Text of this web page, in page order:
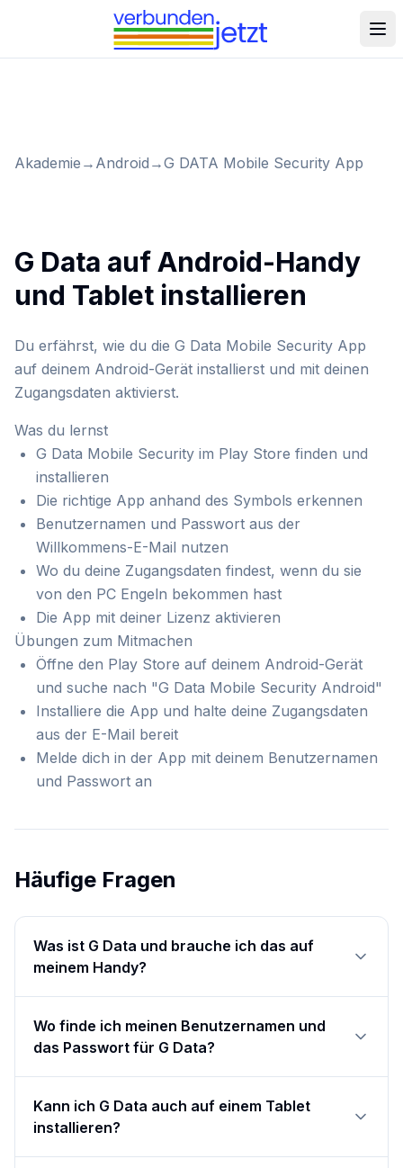
Akademie → Android →G DATA Mobile Security App
G Data auf Android-Handy
und Tablet installieren
Du erfährst, wie du die G Data Mobile Security App
auf deinem Android-Gerät installierst und mit deinen
Zugangsdaten aktivierst.
Was du lernst
G Data Mobile Security im Play Store finden und
installieren
Die richtige App anhand des Symbols erkennen
Benutzernamen und Passwort aus der
Willkommens-E-Mail nutzen
Wo du deine Zugangsdaten findest, wenn du sie
von den PC Engeln bekommen hast
Die App mit deiner Lizenz aktivieren
Übungen zum Mitmachen
Öffne den Play Store auf deinem Android-Gerät
und suche nach "G Data Mobile Security Android"
Installiere die App und halte deine Zugangsdaten
aus der E-Mail bereit
Melde dich in der App mit deinem Benutzernamen
und Passwort an
Häufige Fragen
Was ist G Data und brauche ich das auf
meinem Handy?
Wo finde ich meinen Benutzernamen und
das Passwort für G Data?
Kann ich G Data auch auf einem Tablet
installieren?